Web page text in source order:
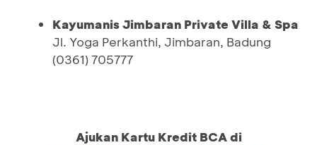
Kayumanis Jimbaran Private Villa & Spa
Jl. Yoga Perkanthi, Jimbaran, Badung
(0361) 705777
Ajukan Kartu Kredit BCA di